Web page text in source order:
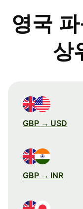
영국
상
GBP → USD
GBP → INR